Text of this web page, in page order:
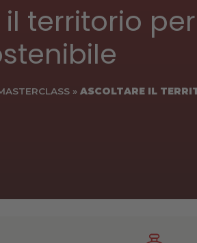
territorio
» ASCOLTARE IL